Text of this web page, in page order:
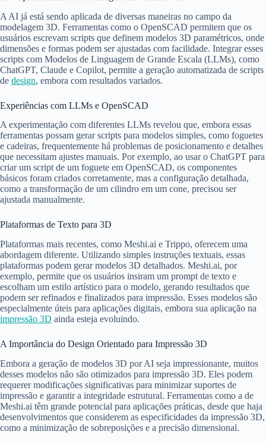
A AI já está sendo aplicada de diversas maneiras no campo da
modelagem 3D. Ferramentas como o OpenSCAD permitem que os
usuários escrevam scripts que definem modelos 3D paramétricos, onde
dimensões e formas podem ser ajustadas com facilidade. Integrar esses
scripts com Modelos de Linguagem de Grande Escala (LLMs), como
ChatGPT, Claude e Copilot, permite a geração automatizada de scripts
de design, embora com resultados variados.
Experiências com LLMs e OpenSCAD
A experimentação com diferentes LLMs revelou que, embora essas
ferramentas possam gerar scripts para modelos simples, como foguetes
e cadeiras, frequentemente há problemas de posicionamento e detalhes
que necessitam ajustes manuais. Por exemplo, ao usar o ChatGPT para
criar um script de um foguete em OpenSCAD, os componentes
básicos foram criados corretamente, mas a configuração detalhada,
como a transformação de um cilindro em um cone, precisou ser
ajustada manualmente.
Plataformas de Texto para 3D
Plataformas mais recentes, como Meshi.ai e Trippo, oferecem uma
abordagem diferente. Utilizando simples instruções textuais, essas
plataformas podem gerar modelos 3D detalhados. Meshi.ai, por
exemplo, permite que os usuários insiram um prompt de texto e
escolham um estilo artístico para o modelo, gerando resultados que
podem ser refinados e finalizados para impressão. Esses modelos são
especialmente úteis para aplicações digitais, embora sua aplicação na
impressão 3D ainda esteja evoluindo.
A Importância do Design Orientado para Impressão 3D
Embora a geração de modelos 3D por AI seja impressionante, muitos
desses modelos não são otimizados para impressão 3D. Eles podem
requerer modificações significativas para minimizar suportes de
impressão e garantir a integridade estrutural. Ferramentas como a de
Meshi.ai têm grande potencial para aplicações práticas, desde que haja
desenvolvimentos que considerem as especificidades da impressão 3D,
como a minimização de sobreposições e a precisão dimensional.